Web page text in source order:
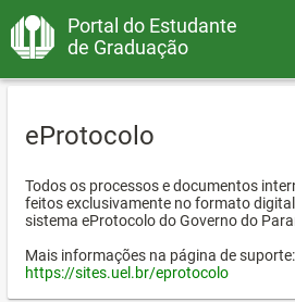
Portal do Estudante
de Graduação
eProtocolo
Todos os processos e documentos
feitos exclusivamente no formato
sistema eProtocolo do Governo do
Mais informações na página de suporte:
https://sites.uel.br/eprotocolo